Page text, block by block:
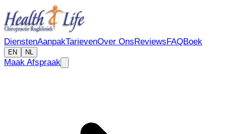
DienstenAanpakTarievenOver OnsReviewsFAQBoek
EN NL
Maak Afspraak